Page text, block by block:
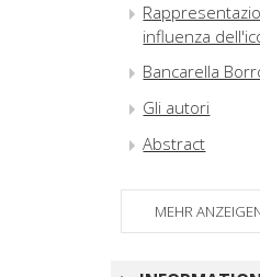
influenza
Bancarella
Gli autori
Abstract
MEHR